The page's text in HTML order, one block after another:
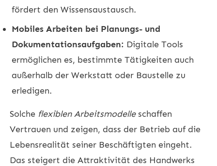
fördert den Wissensaustausch.
Mobiles Arbeiten bei Planungs- und
Dokumentationsaufgaben: Digitale Tools
ermöglichen es, bestimmte Tätigkeiten auch
außerhalb der Werkstatt oder Baustelle zu
erledigen.
Solche flexiblen Arbeitsmodelleschaffen
Vertrauen und zeigen, dass der Betrieb auf die
Lebensrealität seiner Beschäftigten eingeht.
Das steigert die Attraktivität des Handwerks